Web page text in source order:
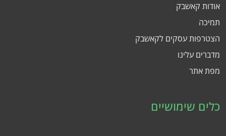
אודות קאשבק
תמיכה
הצטרפות עסקים לקאשבק
מדברים עלינו
מפת אתר
כלים שימושיים